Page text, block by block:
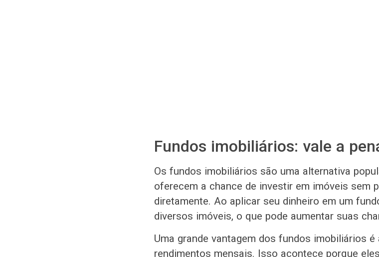
Fundos imobiliários: vale a
Os fundos imobiliários são uma alternativa
oferecem a chance de investir em imóveis sem
diretamente. Ao aplicar seu dinheiro em um
diversos imóveis, o que pode aumentar suas
Uma grande vantagem dos fundos imobiliários
rendimentos mensais. Isso acontece porque